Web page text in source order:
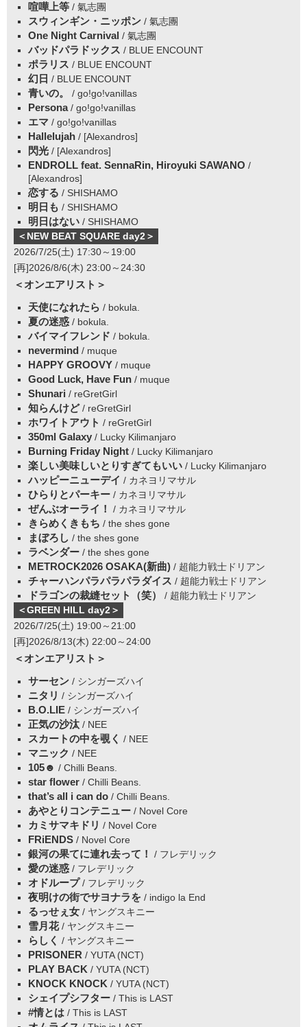
喧嘩上等 / 氣志團
スウィンギン・ニッポン / 氣志團
One Night Carnival / 氣志團
バッドパラドックス / BLUE ENCOUNT
ポラリス / BLUE ENCOUNT
幻日 / BLUE ENCOUNT
青いの。 / go!go!vanillas
Persona/ go!go!vanillas
エマ / go!go!vanillas
Hallelujah / [Alexandros]
閃光 / [Alexandros]
ENDROLL feat. SennaRin, Hiroyuki SAWANO /
[Alexandros]
恋する / SHISHAMO
明日も / SHISHAMO
明日はない / SHISHAMO
＜NEW BEAT SQUARE day2＞
2026/7/25(土) 17:30～19:00
[再]2026/8/6(木) 23:00～24:30
＜オンエアリスト＞
天使になれたら / bokula.
夏の迷惑 / bokula.
バイマイフレンド / bokula.
nevermind / muque
HAPPY GROOVY / muque
Good Luck, Have Fun / muque
Shunari / reGretGirl
知らんけど/ reGretGirl
ホワイトアウト / reGretGirl
350ml Galaxy / Lucky Kilimanjaro
Burning Friday Night / Lucky Kilimanjaro
楽しい美味しいとりすぎてもいい / Lucky Kilimanjaro
ハッピーニューデイ / カネヨリマサル
ひらりとパーキー / カネヨリマサル
ぜんぶオーライ！ / カネヨリマサル
きらめくきもち / the shes gone
まぼろし / the shes gone
ラベンダー / the shes gone
METROCK2026 OSAKA(新曲) / 超能力戦士ドリアン
チャーハンパラパラパラダイス / 超能力戦士ドリアン
ドラゴンの裁縫セット（笑）
/ 超能力戦士ドリアン
＜GREEN HILL day2＞
2026/7/25(土) 19:00～21:00
[再]2026/8/13(木) 22:00～24:00
＜オンエアリスト＞
サーセン / シンガーズハイ
ニタリ / シンガーズハイ
B.O.LIE / シンガーズハイ
正気の沙汰 / NEE
スカートの中を覗く / NEE
マニック / NEE
105☻ / Chilli Beans.
star flower / Chilli Beans.
that’s all i can do / Chilli Beans.
あやとりコンテニュー / Novel Core
カミサマキドリ / Novel Core
FRiENDS / Novel Core
銀河の果てに連れ去って！ / フレデリック
愛の迷惑 / フレデリック
オドループ/ フレデリック
夜明けの街でサヨナラを / indigo la End
るっせぇ女 / ヤングスキニー
雪月花/ ヤングスキニー
らしく / ヤングスキニー
PRISONER / YUTA (NCT)
PLAY BACK / YUTA (NCT)
KNOCK KNOCK / YUTA (NCT)
シェイプシフター / This is LAST
#情とは / This is LAST